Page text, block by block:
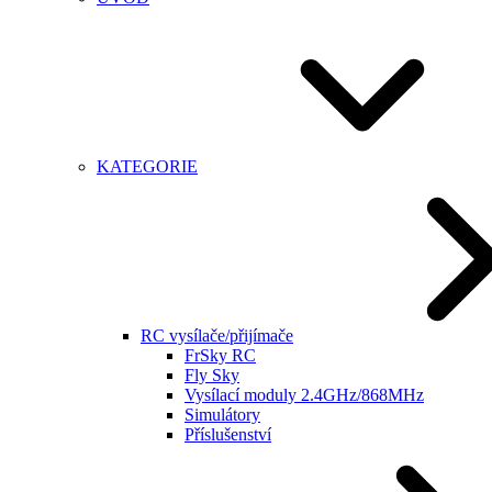
KATEGORIE
RC vysílače/přijímače
FrSky RC
Fly Sky
Vysílací moduly 2.4GHz/868MHz
Simulátory
Příslušenství